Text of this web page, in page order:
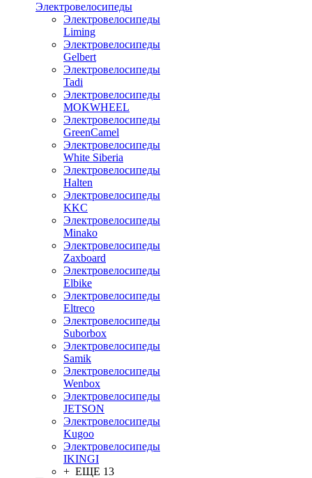
Электровелосипеды
Электровелосипеды
Liming
Электровелосипеды
Gelbert
Электровелосипеды
Tadi
Электровелосипеды
MOKWHEEL
Электровелосипеды
GreenCamel
Электровелосипеды
White Siberia
Электровелосипеды
Halten
Электровелосипеды
KKC
Электровелосипеды
Minako
Электровелосипеды
Zaxboard
Электровелосипеды
Elbike
Электровелосипеды
Eltreco
Электровелосипеды
Suborbox
Электровелосипеды
Samik
Электровелосипеды
Wenbox
Электровелосипеды
JETSON
Электровелосипеды
Kugoo
Электровелосипеды
IKINGI
+ ЕЩЕ 13